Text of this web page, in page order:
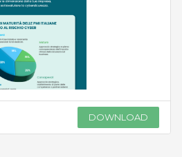
DOWNLOAD